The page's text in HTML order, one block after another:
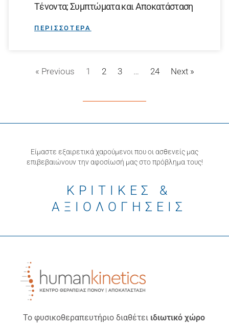
Τένοντα; Συμπτώματα και Αποκατάσταση
ΠΕΡΙΣΣΟΤΕΡΑ
« Previous 1 2 3 … 24 Next »
Είμαστε εξαιρετικά χαρούμενοι που οι ασθενείς μας
επιβεβαιώνουν την αφοσίωσή μας στο πρόβλημα τους!
ΚΡΙΤΙΚΕΣ &
ΑΞΙΟΛΟΓΗΣΕΙΣ
Το φυσικοθεραπευτήριο διαθέτει ιδιωτικό χώρο